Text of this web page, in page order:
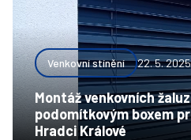
Venkovní stínění 22. 5. 2025
Montáž venkovních
podomítkovým boxem
Hradci Králové